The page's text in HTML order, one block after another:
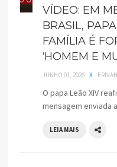
VÍDEO: EM
BRASIL,
FAMÍLIA É
‘HOMEM E
JUNHO 01, 2026 X
O papa Leão XIV
mensagem enviada
LEIA MAIS